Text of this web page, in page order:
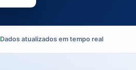
Dados atualizados em tempo real